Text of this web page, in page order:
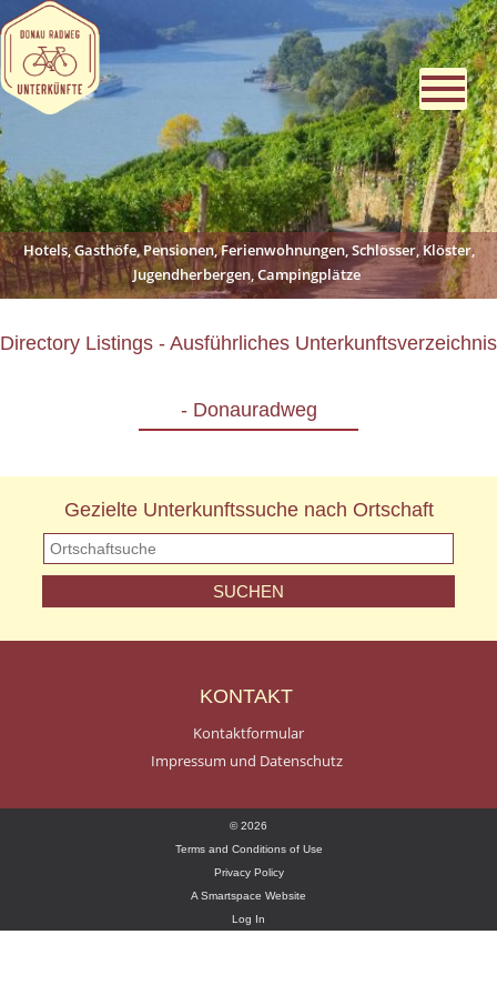
Hotels, Gasthöfe, Pensionen, Ferienwohnungen, Schlösser, Klöster,
Jugendherbergen, Campingplätze
Directory Listings - Ausführliches Unterkunftsverzeichnis
- Donauradweg
Gezielte Unterkunftssuche nach Ortschaft
KONTAKT
Kontaktformular
Impressum und Datenschutz
© 2026
Terms and Conditions of Use
Privacy Policy
A Smartspace Website
Log In